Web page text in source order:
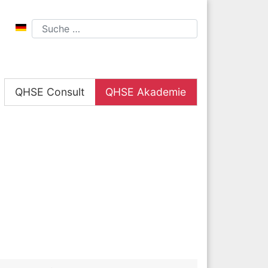
Sprache auswählen
Suchen
QHSE Consult QHSE Akademie